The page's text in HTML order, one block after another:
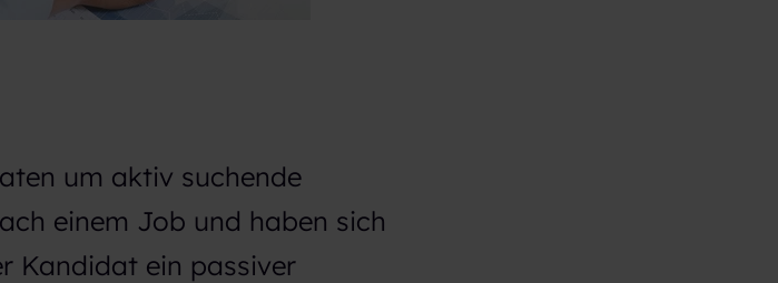
um aktiv suchende
einem Job und haben sich
Kandidat ein passiver